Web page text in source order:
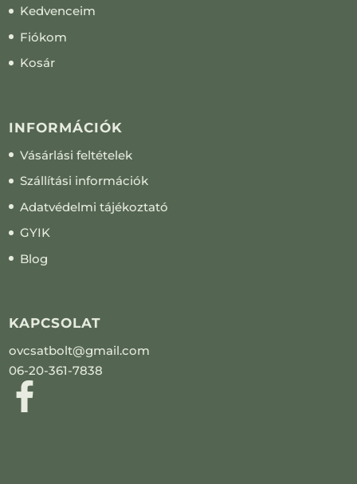
Kedvenceim
Fiókom
Kosár
INFORMÁCIÓK
Vásárlási feltételek
Szállítási információk
Adatvédelmi tájékoztató
GYIK
Blog
KAPCSOLAT
ovcsatbolt@gmail.com
06-20-361-7838